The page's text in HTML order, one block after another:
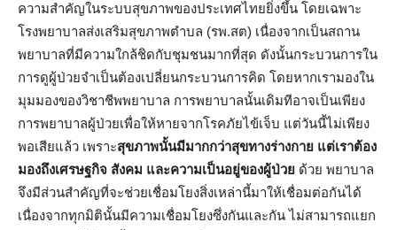
ความสำคัญในระบบสุขภาพของประเทศไทยยิ่งขึ้น โดยเฉพาะ
โรงพยาบาลส่งเสริมสุขภาพตำบล (รพ.สต) เนื่องจากเป็นสถาน
พยาบาลที่มีความใกล้ชิดกับชุมชนมากที่สุด ดังนั้นกระบวนการใน
การดูผู้ป่วยจำเป็นต้องเปลี่ยนกระบวนการคิด โดยหากเรามองใน
มุมมองของวิชาชีพพยาบาล การพยาบาลนั้นเดิมทีอาจเป็นเพียง
การพยาบาลผู้ป่วยเพื่อให้หายจากโรคภัยไข้เจ็บ แต่วันนี้ไม่เพียง
พอเสียแล้ว เพราะสุขภาพนั้นมีมากกว่าสุขทางร่างกาย แต่เราต้อง
มองถึงเศรษฐกิจ สังคม และความเป็นอยู่ของผู้ป่วย ด้วย พยาบาล
จึงมีส่วนสำคัญที่จะช่วยเชื่อมโยงสิ่งเหล่านี้มาให้เชื่อมต่อกันได้
เนื่องจากทุกมิตินั้นมีความเชื่อมโยงซึ่งกันและกัน ไม่สามารถแยก